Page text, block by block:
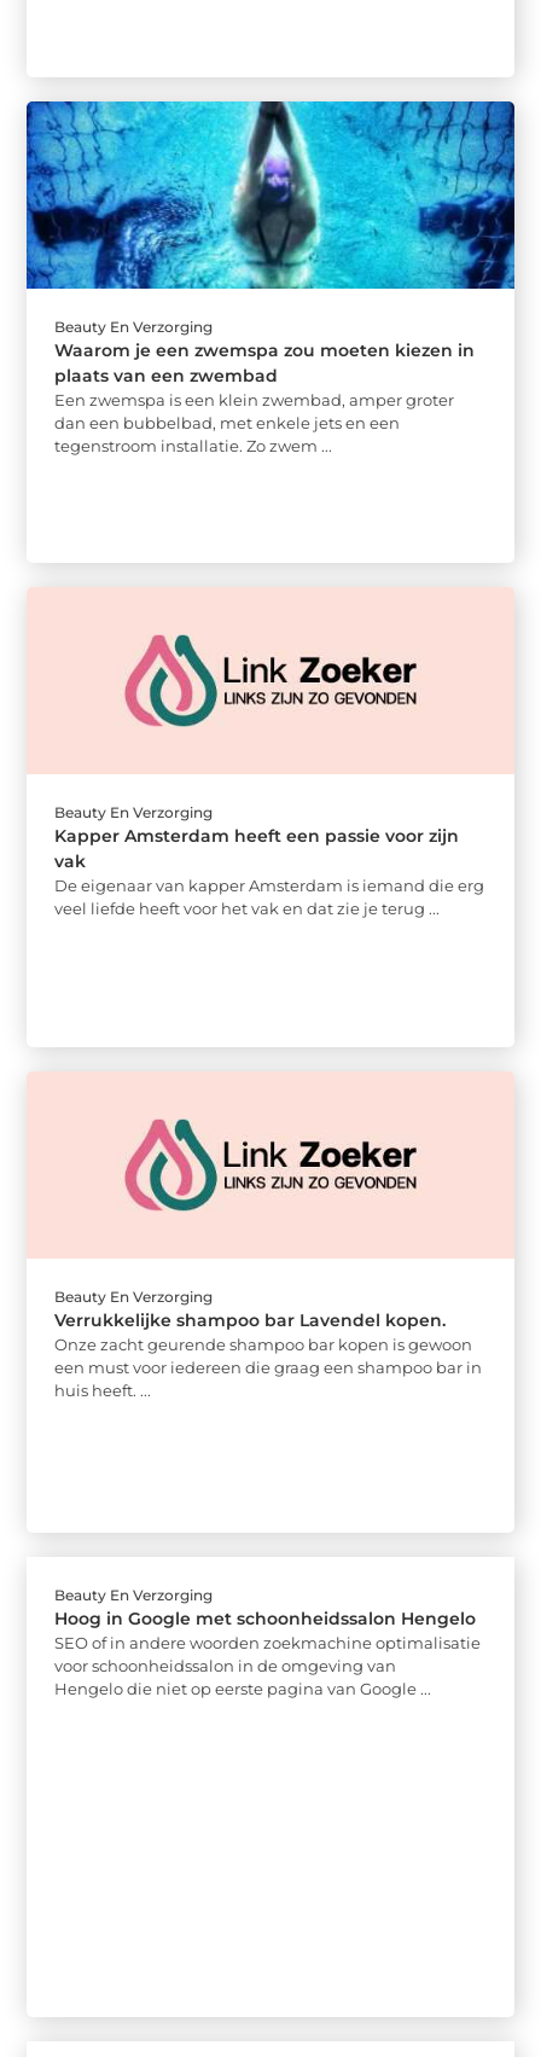
Beauty En Verzorging
Waarom je een zwemspa zou moeten kiezen in
plaats van een zwembad
Een zwemspa is een klein zwembad, amper groter
dan een bubbelbad, met enkele jets en een
tegenstroom installatie. Zo zwem ...
Beauty En Verzorging
Kapper Amsterdam heeft een passie voor zijn
vak
De eigenaar van kapper Amsterdam is iemand die erg
veel liefde heeft voor het vak en dat zie je terug ...
Beauty En Verzorging
Verrukkelijke shampoo bar Lavendel kopen.
Onze zacht geurende shampoo bar kopen is gewoon
een must voor iedereen die graag een shampoo bar in
huis heeft. ...
Beauty En Verzorging
Hoog in Google met schoonheidssalon Hengelo
SEO of in andere woorden zoekmachine optimalisatie
voor schoonheidssalon in de omgeving van
Hengelo die niet op eerste pagina van Google ...